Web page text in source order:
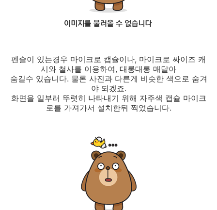
펜슬이 있는경우 마이크로 캡슐이나, 마이크로 싸이즈 캐
시와 철사를 이용하여, 대롱대롱 매달아
숨길수 있습니다. 물론 사진과 다른게 비슷한 색으로 숨겨
야 되겠죠.
화면을 일부러 뚜렷히 나타내기 위해 자주색 캡슐 마이크
로를 가져가서 설치한뒤 찍었습니다.